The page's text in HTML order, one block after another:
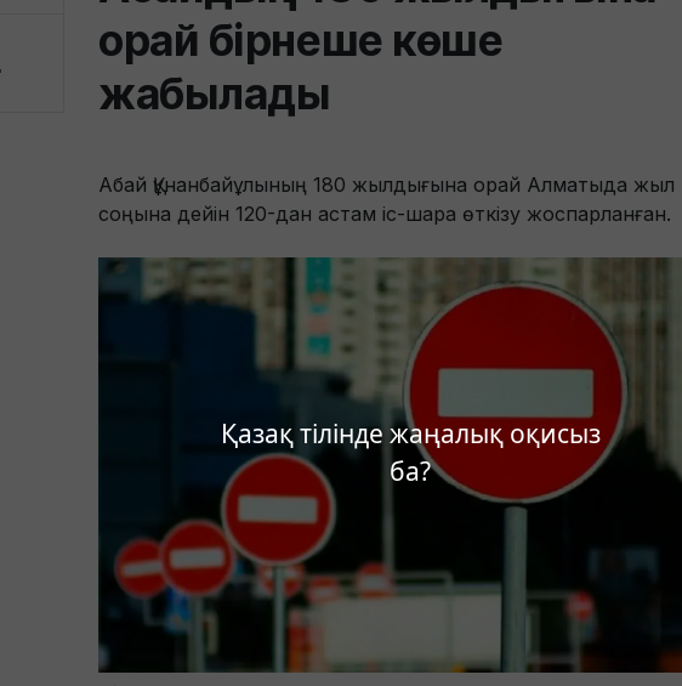
Қазақ тілінде жаңалық оқисыз
ба?
орай бірнеше көше
жабылады
Абай Құнанбайұлының 180 жылдығына орай Алматыда жыл
соңына дейін 120-дан астам іс-шара өткізу жоспарланған.